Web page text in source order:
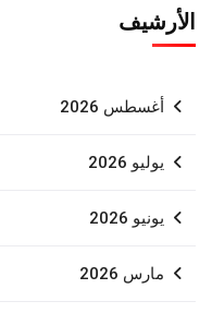
الأرشيف
أغسطس 2026
يوليو 2026
يونيو 2026
مارس 2026